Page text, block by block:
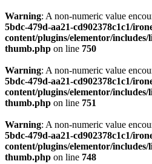
Warning: A non-numeric value
5bdc-479d-aa21-cd902378c1c1/
content/plugins/elementor/
thumb.php on line 750
Warning: A non-numeric value
5bdc-479d-aa21-cd902378c1c1/
content/plugins/elementor/
thumb.php on line 751
Warning: A non-numeric value
5bdc-479d-aa21-cd902378c1c1/
content/plugins/elementor/
thumb.php on line 748